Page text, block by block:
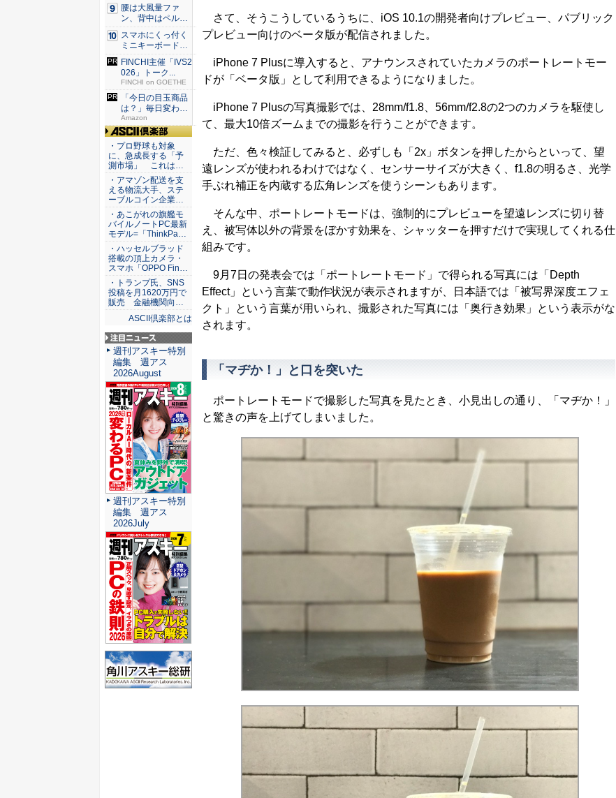
さて、そうこうしているうちに、iOS 10.1の開発者向けプレビュー、パブリック
プレビュー向けのベータ版が配信されました。
iPhone 7 Plusに導入すると、アナウンスされていたカメラのポートレートモー
ドが「ベータ版」として利用できるようになりました。
iPhone 7 Plusの写真撮影では、28mm/f1.8、56mm/f2.8の2つのカメラを駆使し
て、最大10倍ズームまでの撮影を行うことができます。
ただ、色々検証してみると、必ずしも「2x」ボタンを押したからといって、望
遠レンズが使われるわけではなく、センサーサイズが大きく、f1.8の明るさ、光学
手ぶれ補正を内蔵する広角レンズを使うシーンもあります。
そんな中、ポートレートモードは、強制的にプレビューを望遠レンズに切り替
え、被写体以外の背景をぼかす効果を、シャッターを押すだけで実現してくれる仕
組みです。
9月7日の発表会では「ポートレートモード」で得られる写真には「Depth
Effect」という言葉で動作状況が表示されますが、日本語では「被写界深度エフェ
クト」という言葉が用いられ、撮影された写真には「奥行き効果」という表示がな
されます。
「マヂか！」と口を突いた
ポートレートモードで撮影した写真を見たとき、小見出しの通り、「マヂか！」
と驚きの声を上げてしまいました。
腰は大風量ファ
ン、背中はペルチ
ェ冷却。ダ...
スマホにくっ付く
ミニキーボード！
触ってわ...
FINCHI主催「IVS2
026」トーク...
FINCHI on GOETHE
「今日の目玉商品
は？」毎日変わる
Amaz...
Amazon
ASCII倶楽部
・プロ野球も対象
に、急成長する「予
測市場」 これは…
・アマゾン配送を支
える物流大手、ステ
ーブルコイン企業…
・あこがれの旗艦モ
バイルノートPC最新
モデル=「ThinkPa…
・ハッセルブラッド
搭載の頂上カメラ・
スマホ「OPPO Fin…
・トランプ氏、SNS
投稿を月1620万円で
販売 金融機関向…
ASCII倶楽部とは
注目ニュース
週刊アスキー特別
編集 週アス
2026August
週刊アスキー特別
編集 週アス
2026July